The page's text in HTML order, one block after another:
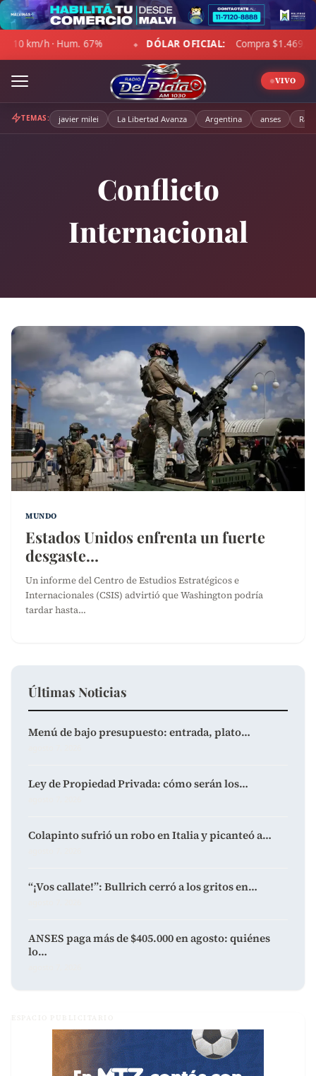
Skip
to
content
◆ DÓLAR OFICIAL: Compra $1.469,00 · Venta $1.520,00
VIVO
TEMAS: javier milei La Libertad Avanza Argentina anses
Conflicto
Internacional
MUNDO
Estados Unidos enfrenta un fuerte
desgaste…
Un informe del Centro de Estudios Estratégicos e
Internacionales (CSIS) advirtió que Washington podría
tardar hasta…
Últimas Noticias
Menú de bajo presupuesto: entrada, plato…
Ley de Propiedad Privada: cómo serán los…
Colapinto sufrió un robo en Italia y picanteó a…
“¡Vos callate!”: Bullrich cerró a los gritos en…
ANSES paga más de $405.000 en agosto: quiénes
lo…
ESPACIO PUBLICITARIO